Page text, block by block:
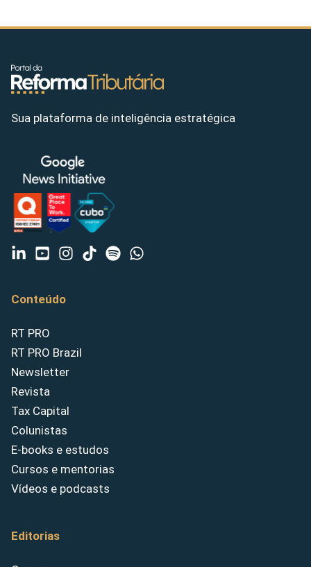
Sua plataforma de inteligência estratégica
Conteúdo
RT PRO
RT PRO Brazil
Newsletter
Revista
Tax Capital
Colunistas
E-books e estudos
Cursos e mentorias
Vídeos e podcasts
Editorias